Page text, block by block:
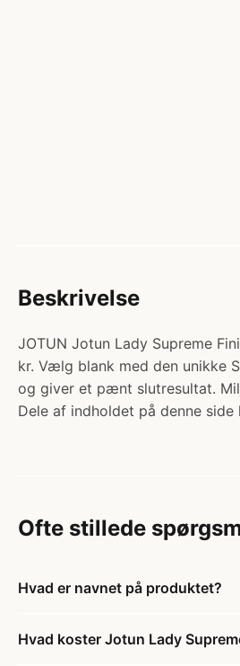
Beskrivelse
JOTUN Jotun Lady Supreme
kr. Vælg blank med den unikke
og giver et pænt slutresultat.
Dele af indholdet på denne
Ofte stillede
Hvad er navnet på produktet?
Hvad koster Jotun Lady